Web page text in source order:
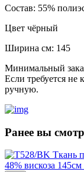
Состав: 55%
Цвет чёрный
Ширина см: 145
Минимальный
Если требуется не
ручную.
Ранее вы